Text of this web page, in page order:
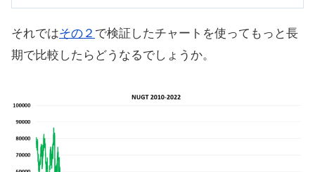
それではその２ で検証したチャートを使ってもっと長
期で比較したらどうなるでしょうか。